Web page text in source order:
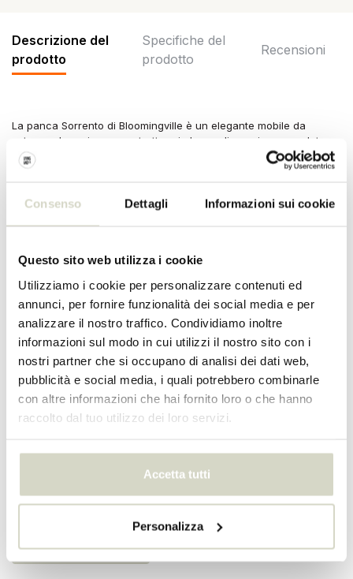
Consenso Dettagli Informazioni sui cookie
Questo sito web utilizza i cookie
Utilizziamo i cookie per personalizzare contenuti ed
annunci, per fornire funzionalità dei social media e per
analizzare il nostro traffico. Condividiamo inoltre
informazioni sul modo in cui utilizzi il nostro sito con i
nostri partner che si occupano di analisi dei dati web,
pubblicità e social media, i quali potrebbero combinarle
con altre informazioni che hai fornito loro o che hanno
raccolto dal tuo utilizzo dei loro servizi.
Accetta tutti
Personalizza
Descrizione del
prodotto
Specifiche del
prodotto
Recensioni
La panca Sorrento di Bloomingville è un elegante mobile da
esterno che unisce una struttura in legno di acacia con seduta e
schienale in polyrattan. Si consiglia di posizionare i mobili da
giardino in zone coperte. Dimensioni 132x77x67cm
Dimensioni: lunghezza 132 x altezza 77 x larghezza 67 cm
Materiale: polyrattan, legno, ferro
Colore: naturale
coprirla.
SPECIFICHE DEL PRODOTTO
Numero dell'articolo 82064715
EAN 5711173343829
There are no reviews written yet about this product..